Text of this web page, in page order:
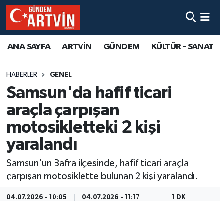
ANA SAYFA ARTVİN GÜNDEM KÜLTÜR - SANAT
HABERLER GENEL
Samsun'da hafif ticari
araçla çarpışan
motosikletteki 2 kişi
yaralandı
Samsun'un Bafra ilçesinde, hafif ticari araçla
çarpışan motosiklette bulunan 2 kişi yaralandı.
04.07.2026 - 10:05 04.07.2026 - 11:17 1 DK